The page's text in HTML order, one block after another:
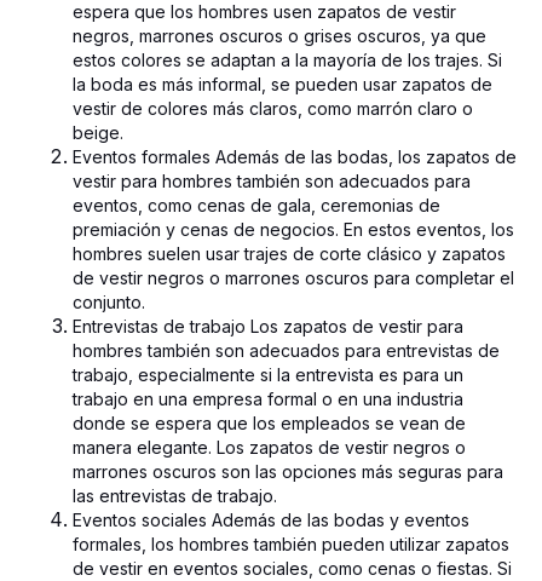
espera que los hombres usen zapatos de vestir
negros, marrones oscuros o grises oscuros, ya que
estos colores se adaptan a la mayoría de los trajes. Si
la boda es más informal, se pueden usar zapatos de
vestir de colores más claros, como marrón claro o
beige.
Eventos formales Además de las bodas, los zapatos de
vestir para hombres también son adecuados para
eventos, como cenas de gala, ceremonias de
premiación y cenas de negocios. En estos eventos, los
hombres suelen usar trajes de corte clásico y zapatos
de vestir negros o marrones oscuros para completar el
conjunto.
Entrevistas de trabajo Los zapatos de vestir para
hombres también son adecuados para entrevistas de
trabajo, especialmente si la entrevista es para un
trabajo en una empresa formal o en una industria
donde se espera que los empleados se vean de
manera elegante. Los zapatos de vestir negros o
marrones oscuros son las opciones más seguras para
las entrevistas de trabajo.
Eventos sociales Además de las bodas y eventos
formales, los hombres también pueden utilizar zapatos
de vestir en eventos sociales, como cenas o fiestas. Si